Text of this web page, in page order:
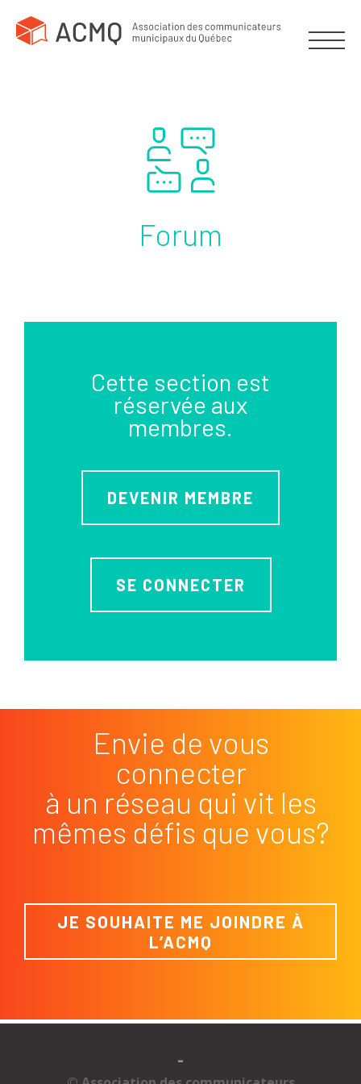
Forum
Cette section est
réservée aux
membres.
DEVENIR MEMBRE
SE CONNECTER
Envie de vous
connecter
à un réseau qui vit les
mêmes défis que vous?
JE SOUHAITE ME JOINDRE À
L’ACMQ
-